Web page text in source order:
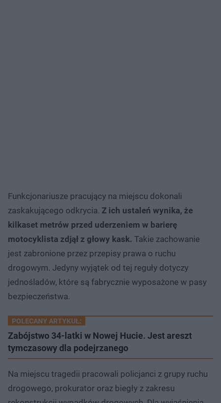
Funkcjonariusze pracujący na miejscu dokonali
zaskakującego odkrycia. Z ich ustaleń wynika, że
kilkaset metrów przed uderzeniem w barierę
motocyklista zdjął z głowy kask. Takie zachowanie
jest zabronione przez przepisy prawa o ruchu
drogowym. Jedyny wyjątek od tej reguły dotyczy
jednośladów, które są fabrycznie wyposażone w pasy
bezpieczeństwa.
POLECANY ARTYKUŁ:
Zabójstwo 34-latki w Nowej Hucie. Jest areszt
tymczasowy dla podejrzanego
Na miejscu tragedii pracowali policjanci z grupy ruchu
drogowego, prokurator oraz biegły z zakresu